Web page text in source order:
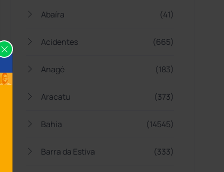
Abaíra (41)
Acidentes (665)
Anagé (183)
Aracatu (373)
Bahia (14545)
Barra da Estiva (333)